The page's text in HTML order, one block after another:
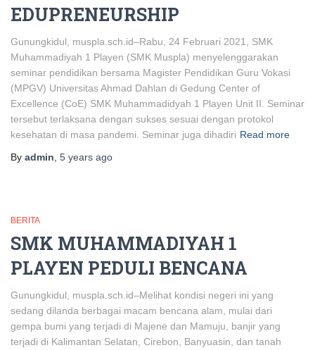
EDUPRENEURSHIP
Gunungkidul, muspla.sch.id–Rabu, 24 Februari 2021, SMK
Muhammadiyah 1 Playen (SMK Muspla) menyelenggarakan
seminar pendidikan bersama Magister Pendidikan Guru Vokasi
(MPGV) Universitas Ahmad Dahlan di Gedung Center of
Excellence (CoE) SMK Muhammadidyah 1 Playen Unit II. Seminar
tersebut terlaksana dengan sukses sesuai dengan protokol
kesehatan di masa pandemi. Seminar juga dihadiri Read more
By admin 5 years ago
BERITA
SMK MUHAMMADIYAH 1
PLAYEN PEDULI BENCANA
Gunungkidul, muspla.sch.id–Melihat kondisi negeri ini yang
sedang dilanda berbagai macam bencana alam, mulai dari
gempa bumi yang terjadi di Majene dan Mamuju, banjir yang
terjadi di Kalimantan Selatan, Cirebon, Banyuasin, dan tanah